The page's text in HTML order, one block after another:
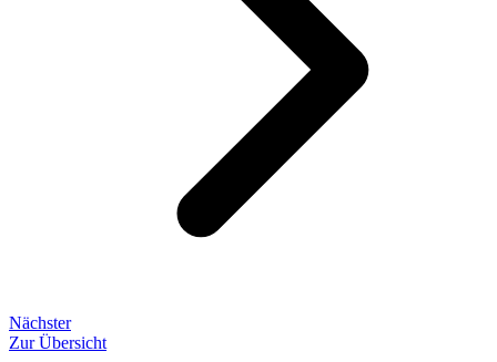
Nächster
Zur Übersicht